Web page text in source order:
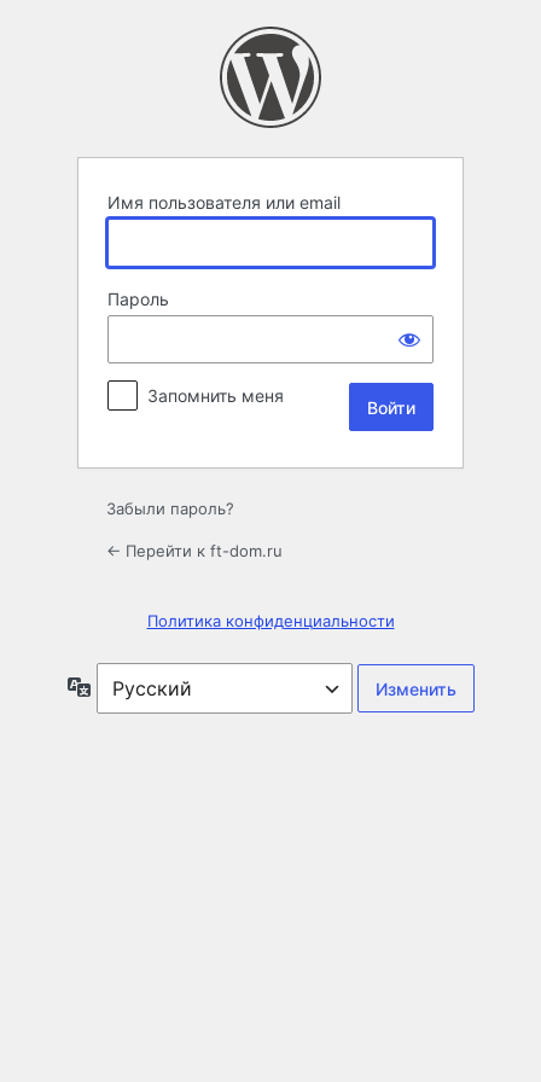
Имя пользователя или email
Пароль
Запомнить меня
Забыли пароль?
← Перейти к ft-dom.ru
Политика конфиденциальности
Язык